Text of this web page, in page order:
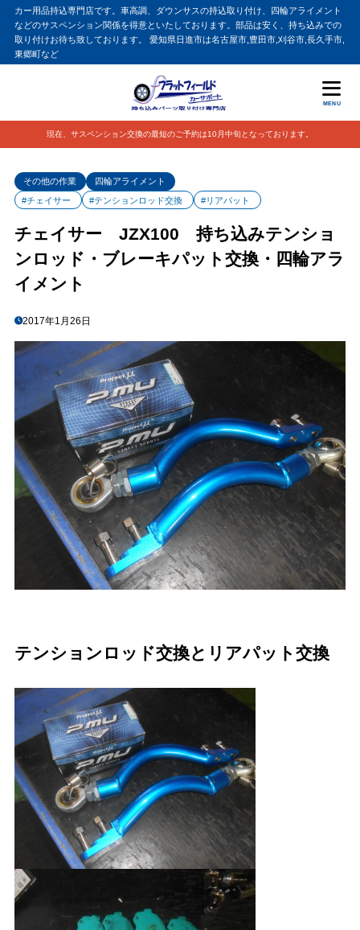
カー用品持込専門店です。車高調、ダウンサスの持込取り付け、四輪アライメント
などのサスペンション関係を得意といたしております。部品は安く、持ち込みでの
取り付けお待ち致しております。 愛知県日進市は名古屋市,豊田市,刈谷市,長久手市,
東郷町など
MENU
現在、サスペンション交換の最短のご予約は10月中旬となっております。
その他の作業
四輪アライメント
#チェイサー
#テンションロッド交換 #リアパット
チェイサー JZX100 持ち込みテンショ
ンロッド・ブレーキパット交換・四輪アラ
イメント
2017年1月26日
テンションロッド交換とリアパット交換